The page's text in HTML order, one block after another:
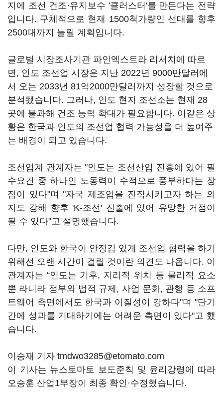
지에 조선 건조·유지보수 '클러스터'를 만든다는 전략
입니다. 구체적으로 현재 1500척가량인 선대를 향후
2500대까지 늘릴 계획입니다.
글로벌 시장조사기관 파인엑스트라 리서치에 따르
면, 인도 조선업 시장은 지난 2022년 9000만달러에
서 오는 2033년 81억2000만달러까지 성장할 것으로
분석됐습니다. 그러나, 인도 현지 조선소는 현재 28
곳에 불과해 건조 능력 확대가 필요합니다. 이같은 상
황은 한국과 인도의 조선업 협력 가능성을 더 높여주
는 배경이 되고 있습니다.
조선업계 관계자는 "인도는 조선산업 진흥에 있어 필
수요건 중 하나인 노동력이 수적으로 풍부하다는 장
점이 있다"며 "자국 제조업을 진작시키고자 하는 의
지도 강해 향후 'K-조선' 진출에 있어 유망한 거점이
될 수 있다"고 설명했습니다.
다만, 인도와 한국이 안정감 있게 조선업 협력을 하기
위해선 오랜 시간이 걸릴 것이란 의견도 나옵니다. 이
관계자는 “인도는 기후, 지리적 위치 등 물리적 요소
뿐 라니라 정부와 법적 규제, 사업 문화, 관행 등 소프
트웨어 측면에서도 한국과 이질성이 강하다"며 "단기
간에 성과를 기대하기에는 어려운 측면이 있다"고 했
습니다.
이승재 기자 tmdwo3285@etomato.com
이 기사는 뉴스토마토 보도준칙 및 윤리강령에 따라
오승훈 산업1부장이 최종 확인·수정했습니다.